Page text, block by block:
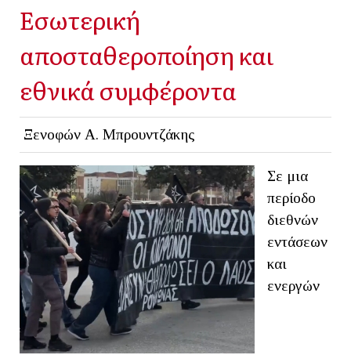
Εσωτερική
αποσταθεροποίηση και
εθνικά συμφέροντα
Ξενοφών Α. Μπρουντζάκης
Σε μια
περίοδο
διεθνών
εντάσεων
και
ενεργών